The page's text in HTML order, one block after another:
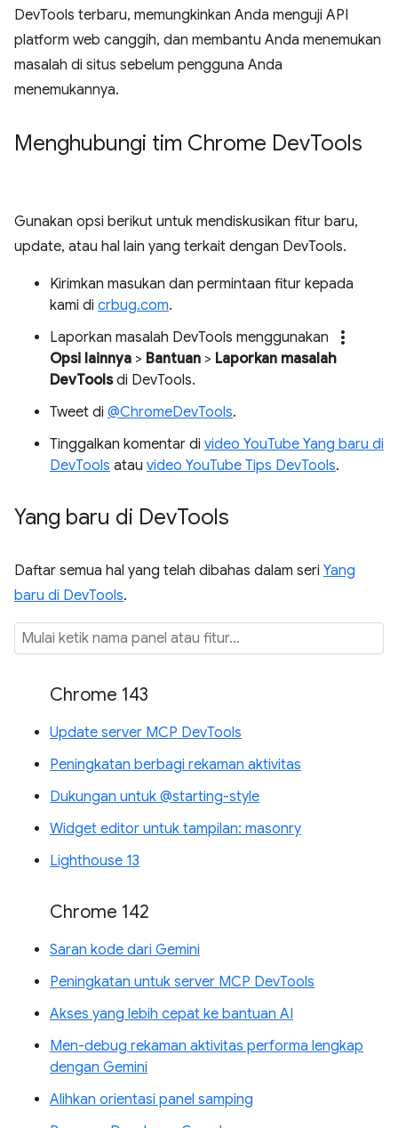
DevTools terbaru, memungkinkan Anda menguji API
platform web canggih, dan membantu Anda menemukan
masalah di situs sebelum pengguna Anda
menemukannya.
Menghubungi tim Chrome DevTools
Gunakan opsi berikut untuk mendiskusikan fitur baru,
update, atau hal lain yang terkait dengan DevTools.
Kirimkan masukan dan permintaan fitur kepada
kami di crbug.com.
Laporkan masalah DevTools menggunakan
more_vert
Opsi lainnya > Bantuan > Laporkan masalah
DevToolsdi DevTools.
Tweet di @ChromeDevTools.
Tinggalkan komentar di video YouTube Yang baru di
DevTools atau video YouTube Tips DevTools.
Yang baru di DevTools
Daftar semua hal yang telah dibahas dalam seri Yang
baru di DevTools.
Chrome 143
Update server MCP DevTools
Peningkatan berbagi rekaman aktivitas
Dukungan untuk @starting-style
Widget editor untuk tampilan: masonry
Lighthouse 13
Chrome 142
Saran kode dari Gemini
Peningkatan untuk server MCP DevTools
Akses yang lebih cepat ke bantuan AI
Men-debug rekaman aktivitas performa lengkap
dengan Gemini
Alihkan orientasi panel samping